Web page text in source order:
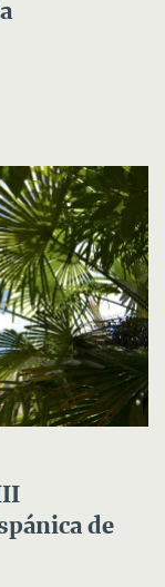
de